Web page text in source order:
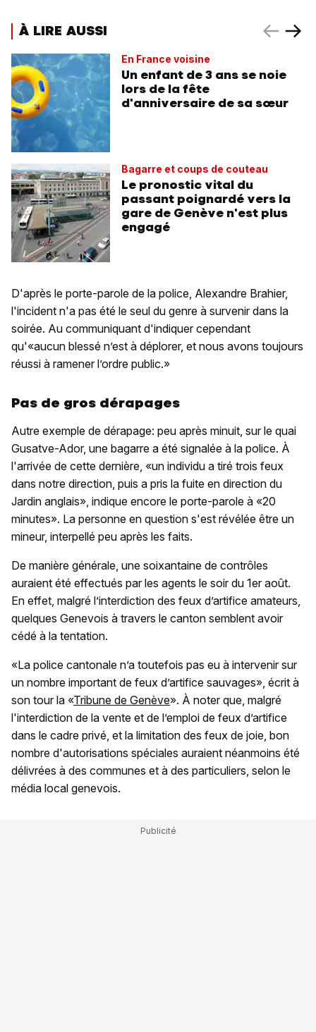
À LIRE AUSSI
En France voisine
Un enfant de 3 ans se noie
lors de la fête
d'anniversaire de sa sœur
Bagarre et coups de couteau
Le pronostic vital du
passant poignardé vers la
gare de Genève n'est plus
engagé
D'après le porte-parole de la police, Alexandre Brahier,
l'incident n'a pas été le seul du genre à survenir dans la
soirée. Au communiquant d'indiquer cependant
qu'«aucun blessé n’est à déplorer, et nous avons toujours
réussi à ramener l’ordre public.»
Pas de gros dérapages
Autre exemple de dérapage: peu après minuit, sur le quai
Gusatve-Ador, une bagarre a été signalée à la police. À
l'arrivée de cette dernière, «un individu a tiré trois feux
dans notre direction, puis a pris la fuite en direction du
Jardin anglais», indique encore le porte-parole à «20
minutes». La personne en question s'est révélée être un
mineur, interpellé peu après les faits.
De manière générale, une soixantaine de contrôles
auraient été effectués par les agents le soir du 1er août.
En effet, malgré l’interdiction des feux d’artifice amateurs,
quelques Genevois à travers le canton semblent avoir
cédé à la tentation.
«La police cantonale n’a toutefois pas eu à intervenir sur
un nombre important de feux d’artifice sauvages», écrit à
son tour la «Tribune de Genève». À noter que, malgré
l'interdiction de la vente et de l’emploi de feux d’artifice
dans le cadre privé, et la limitation des feux de joie, bon
nombre d'autorisations spéciales auraient néanmoins été
délivrées à des communes et à des particuliers, selon le
média local genevois.